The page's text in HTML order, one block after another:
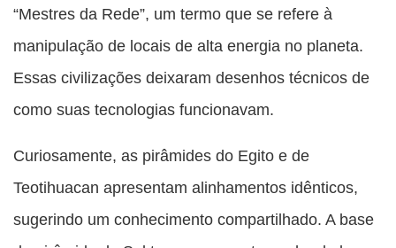
“Mestres da Rede”, um termo que se refere à
manipulação de locais de alta energia no planeta.
Essas civilizações deixaram desenhos técnicos de
como suas tecnologias funcionavam.
Curiosamente, as pirâmides do Egito e de
Teotihuacan apresentam alinhamentos idênticos,
sugerindo um conhecimento compartilhado. A base